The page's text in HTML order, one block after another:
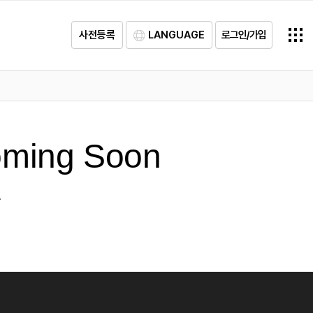
사전등록 LANGUAGE 로그인/가입
Soon